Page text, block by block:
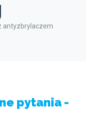
antyzbrylaczem
pytania -